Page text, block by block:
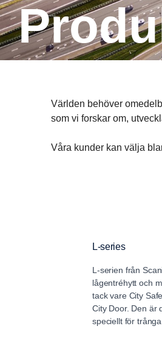
Världen behöver
som vi forskar om,
Våra kunder kan välja
L-series
L-serien från
lågentréhytt och
tack vare City
City Door. Den är
speciellt för